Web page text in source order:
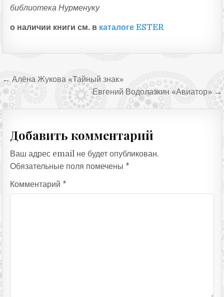
библиотека Нурменуку
о наличии книги см. в каталоге ESTER
Навигация по записям
← Алёна Жукова «Тайный знак»
Евгений Водолазкин «Авиатор» →
Добавить комментарий
Ваш адрес email не будет опубликован.
Обязательные поля помечены *
Комментарий *